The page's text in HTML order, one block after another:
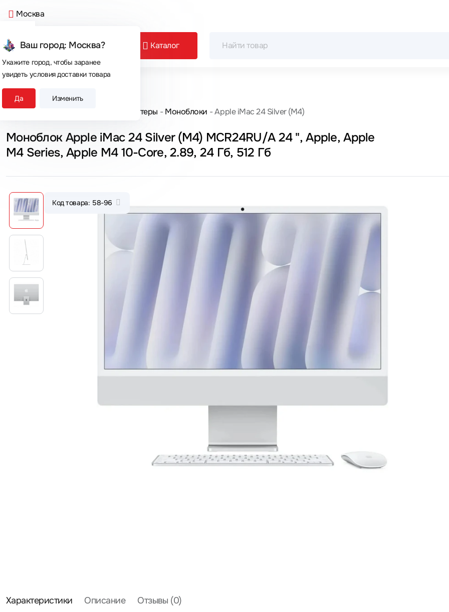
Москва
Ваш город: Москва?
Укажите город, чтобы заранее
увидеть условия доставки товара
Да Изменить
Каталог
Сегодня покупают
Главная Компьютеры Моноблоки Apple iMac 24 Silver (M4)
Моноблок Apple iMac 24 Silver (M4) MCR24RU/A 24 ", Apple, Apple
M4 Series, Apple M4 10-Core, 2.89, 24 Гб, 512 Гб
Код товара: 58-96
Характеристики Описание Отзывы (0)